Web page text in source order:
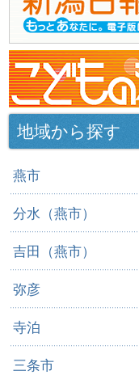
地域から探す
燕市
分水（燕市）
吉田（燕市）
弥彦
寺泊
三条市